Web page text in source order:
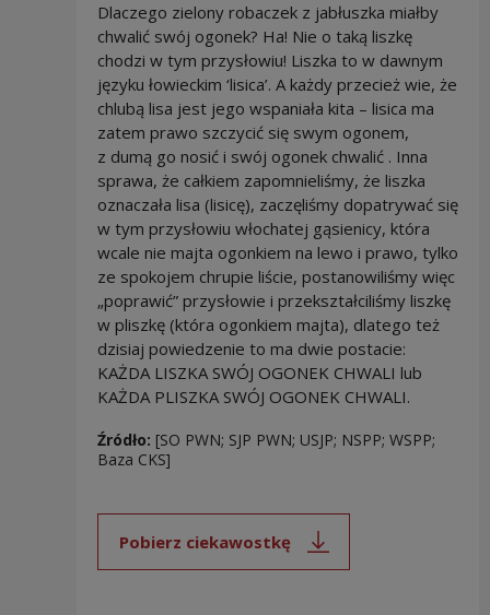
Dlaczego zielony robaczek z jabłuszka miałby
chwalić swój ogonek? Ha! Nie o taką liszkę
chodzi w tym przysłowiu! Liszka to w dawnym
języku łowieckim ‘lisica’. A każdy przecież wie, że
chlubą lisa jest jego wspaniała kita – lisica ma
zatem prawo szczycić się swym ogonem,
z dumą go nosić i swój ogonek chwalić . Inna
sprawa, że całkiem zapomnieliśmy, że liszka
oznaczała lisa (lisicę), zaczęliśmy dopatrywać się
w tym przysłowiu włochatej gąsienicy, która
wcale nie majta ogonkiem na lewo i prawo, tylko
ze spokojem chrupie liście, postanowiliśmy więc
„poprawić” przysłowie i przekształciliśmy liszkę
w pliszkę (która ogonkiem majta), dlatego też
dzisiaj powiedzenie to ma dwie postacie:
KAŻDA LISZKA SWÓJ OGONEK CHWALI lub
KAŻDA PLISZKA SWÓJ OGONEK CHWALI.
Źródło: [SO PWN; SJP PWN; USJP; NSPP; WSPP;
Baza CKS]
Pobierz ciekawostkę
Uwaga, link zostanie otwarty